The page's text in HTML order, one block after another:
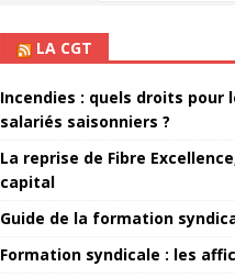
LA CGT
Incendies : quels droits pour
salariés saisonniers ?
La reprise de Fibre
capital
Guide de la formation
Formation syndicale : les